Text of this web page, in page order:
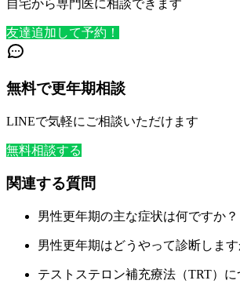
自宅から専門医に相談できます
友達追加して予約！
無料で更年期相談
LINEで気軽にご相談いただけます
無料相談する
関連する質問
男性更年期の主な症状は何ですか？
男性更年期はどうやって診断します
テストステロン補充療法（TRT）